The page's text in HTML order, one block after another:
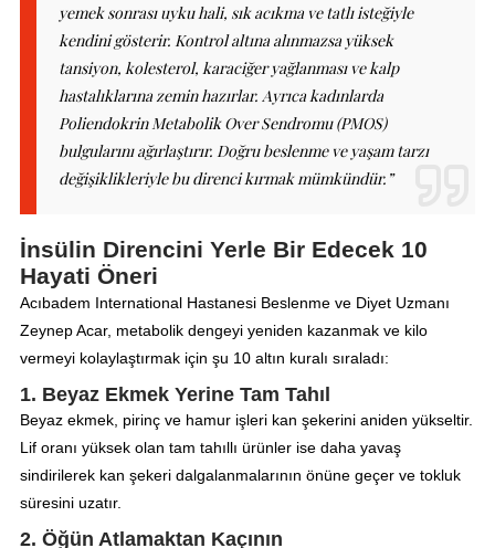
yemek sonrası uyku hali, sık acıkma ve tatlı isteğiyle
kendini gösterir. Kontrol altına alınmazsa yüksek
tansiyon, kolesterol, karaciğer yağlanması ve kalp
hastalıklarına zemin hazırlar. Ayrıca kadınlarda
Poliendokrin Metabolik Over Sendromu (PMOS)
bulgularını ağırlaştırır. Doğru beslenme ve yaşam tarzı
değişiklikleriyle bu direnci kırmak mümkündür.”
İnsülin Direncini Yerle Bir Edecek 10
Hayati Öneri
Acıbadem International Hastanesi Beslenme ve Diyet Uzmanı
Zeynep Acar, metabolik dengeyi yeniden kazanmak ve kilo
vermeyi kolaylaştırmak için şu 10 altın kuralı sıraladı:
1. Beyaz Ekmek Yerine Tam Tahıl
Beyaz ekmek, pirinç ve hamur işleri kan şekerini aniden yükseltir.
Lif oranı yüksek olan tam tahıllı ürünler ise daha yavaş
sindirilerek kan şekeri dalgalanmalarının önüne geçer ve tokluk
süresini uzatır.
2. Öğün Atlamaktan Kaçının